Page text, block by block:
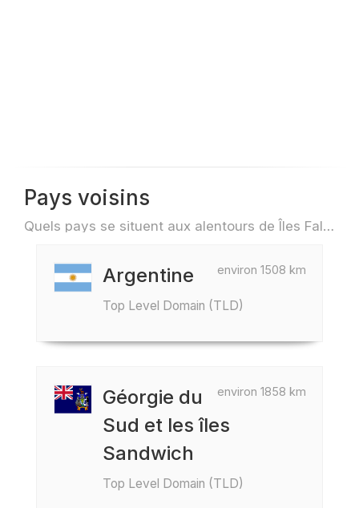
Pays voisins
Quels pays se situent aux alentours de Îles Falkland par exemple pour des voyage ou des vols
environ 1508 km
Argentine
Top Level Domain (TLD)
environ 1858 km
Géorgie du
Sud et les îles
Sandwich
Top Level Domain (TLD)